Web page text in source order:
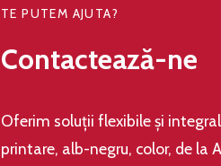
TE PUTEM AJUTA?
Contactează-ne
Oferim soluţii flexibile şi
printare, alb-negru, color, de la